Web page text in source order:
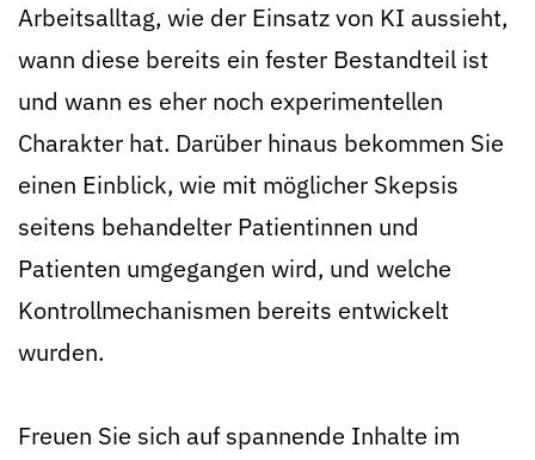
Arbeitsalltag, wie der Einsatz von KI aussieht,
wann diese bereits ein fester Bestandteil ist
und wann es eher noch experimentellen
Charakter hat. Darüber hinaus bekommen Sie
einen Einblick, wie mit möglicher Skepsis
seitens behandelter Patientinnen und
Patienten umgegangen wird, und welche
Kontrollmechanismen bereits entwickelt
wurden.
Freuen Sie sich auf spannende Inhalte im